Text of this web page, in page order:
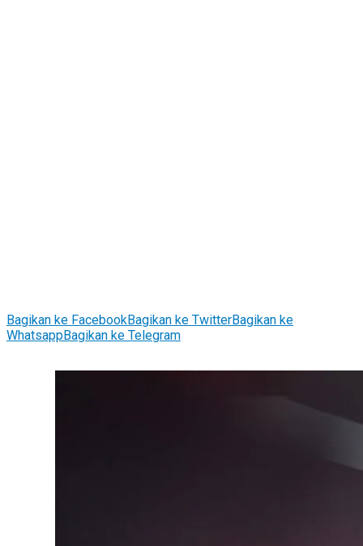
Bagikan ke FacebookBagikan ke TwitterBagikan ke
WhatsappBagikan ke Telegram